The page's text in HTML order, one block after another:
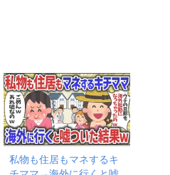
私物も住居もマネするキ